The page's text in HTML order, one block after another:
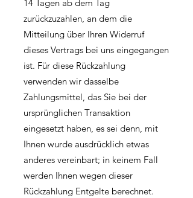
14 Tagen ab dem Tag
zurückzuzahlen, an dem die
Mitteilung über Ihren Widerruf
dieses Vertrags bei uns eingegangen
ist. Für diese Rückzahlung
verwenden wir dasselbe
Zahlungsmittel, das Sie bei der
ursprünglichen Transaktion
eingesetzt haben, es sei denn, mit
Ihnen wurde ausdrücklich etwas
anderes vereinbart; in keinem Fall
werden Ihnen wegen dieser
Rückzahlung Entgelte berechnet.